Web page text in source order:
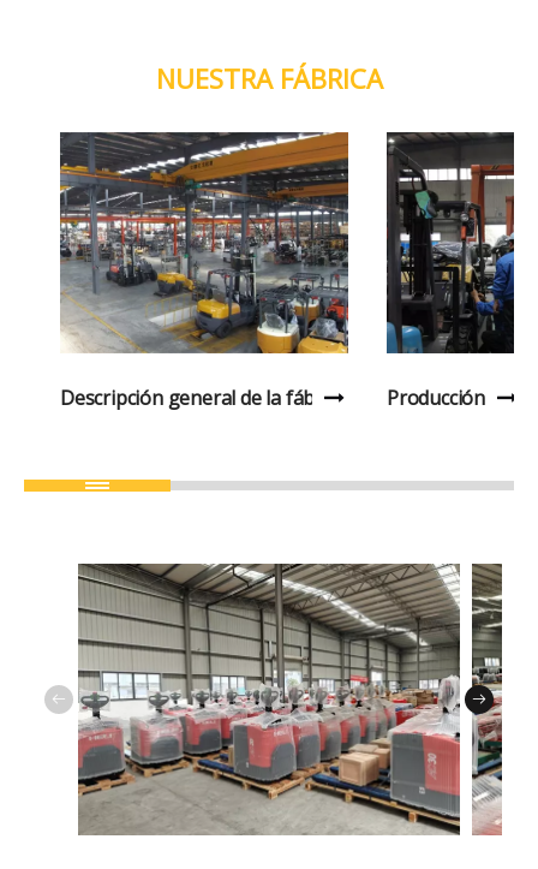
NUESTRA FÁBRICA
Descripción general de la fábrica Producción